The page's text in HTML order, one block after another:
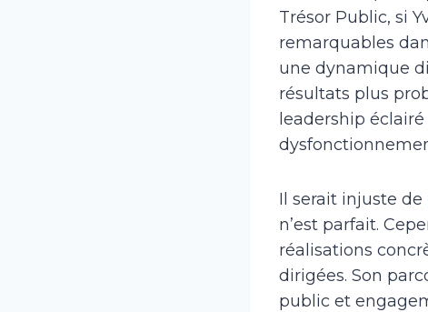
Trésor Public, si
remarquables
une dynamique
résultats plus
leadership
Il serait injuste de
n’est parfait.
réalisations
dirigées. Son
public et